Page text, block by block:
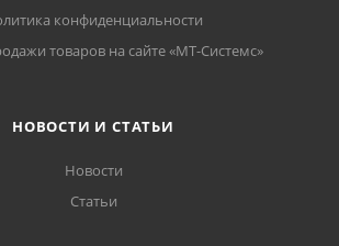
конфиденциальности
товаров на сайте «МТ-Системс»
НОВОСТИ И СТАТЬИ
Новости
Статьи